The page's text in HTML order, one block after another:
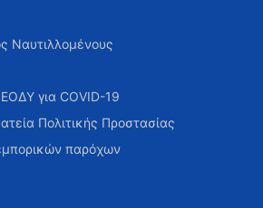
Ναυτιλλομένους
για COVID-19
Πολιτικής Προστασίας
παρόχων